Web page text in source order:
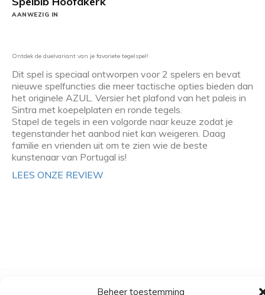
Beheer toestemming
AANWEZIG IN
Ontdek de duelvariant van je favoriete tegelspel!
Dit spel is speciaal ontworpen voor 2 spelers en bevat
nieuwe spelfuncties die meer tactische opties bieden dan
het originele AZUL. Versier het plafond van het paleis in
Sintra met koepelplaten en ronde tegels.
Stapel de tegels in een volgorde naar keuze zodat je
tegenstander het aanbod niet kan weigeren. Daag
familie en vrienden uit om te zien wie de beste
kunstenaar van Portugal is!
LEES ONZE REVIEW